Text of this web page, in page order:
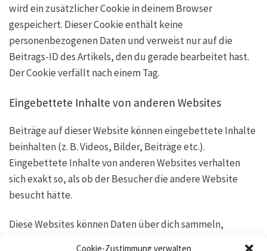
Cookie-Zustimmung verwalten
wird ein zusätzlicher Cookie in deinem Browser
gespeichert. Dieser Cookie enthält keine
personenbezogenen Daten und verweist nur auf die
Beitrags-ID des Artikels, den du gerade bearbeitet hast.
Der Cookie verfällt nach einem Tag.
Eingebettete Inhalte von anderen Websites
Beiträge auf dieser Website können eingebettete Inhalte
beinhalten (z. B. Videos, Bilder, Beiträge etc.).
Eingebettete Inhalte von anderen Websites verhalten
sich exakt so, als ob der Besucher die andere Website
besucht hätte.
Diese Websites können Daten über dich sammeln,